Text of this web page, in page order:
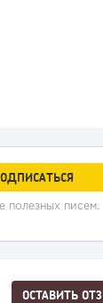
полезных писем.
ОСТАВИТЬ